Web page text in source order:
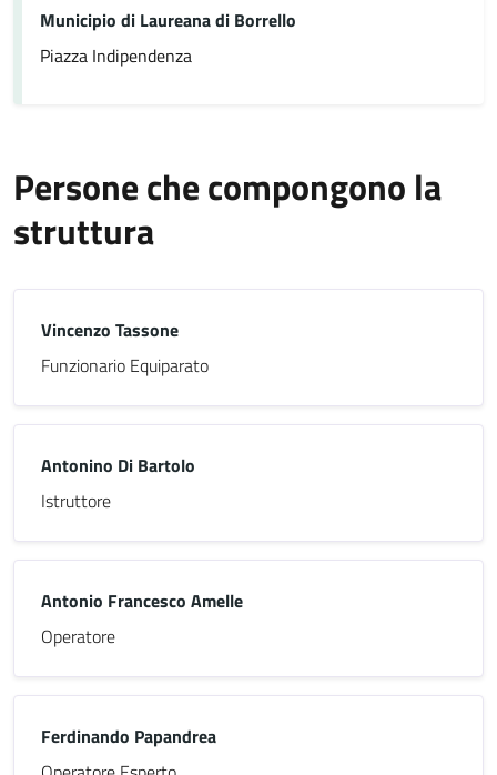
Municipio di Laureana di Borrello
Piazza Indipendenza
Persone che compongono la
struttura
Vincenzo Tassone
Funzionario Equiparato
Antonino Di Bartolo
Istruttore
Antonio Francesco Amelle
Operatore
Ferdinando Papandrea